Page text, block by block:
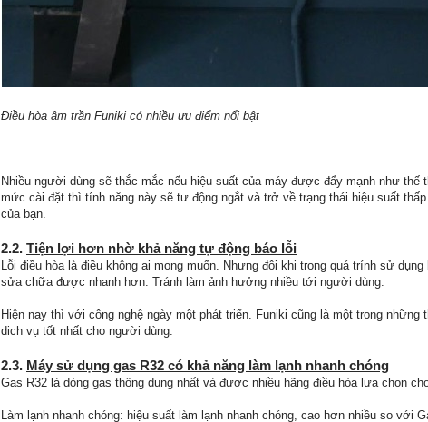
Điều hòa âm trần Funiki có nhiều ưu điểm nổi bật
Nhiều người dùng sẽ thắc mắc nếu hiệu suất của máy được đẩy mạnh như
mức cài đặt thì tính năng này sẽ tư động ngắt và trở về trạng thái hiệu suất
của bạn.
2.2. Tiện lợi hơn nhờ khả năng tự động báo lỗi
Lỗi điều hòa là điều không ai mong muốn. Nhưng đôi khi trong quá trính sử
sửa chữa được nhanh hơn. Tránh làm ảnh hưởng nhiều tới người dùng.
Hiện nay thì với công nghệ ngày một phát triển. Funiki cũng là một trong
dich vụ tốt nhất cho người dùng.
2.3. Máy sử dụng gas R32 có khả năng làm lạnh nhanh chóng
Gas R32 là dòng gas thông dụng nhất và được nhiều hãng điều hòa lựa chọn
Làm lạnh nhanh chóng: hiệu suất làm lạnh nhanh chóng, cao hơn nhiều so với